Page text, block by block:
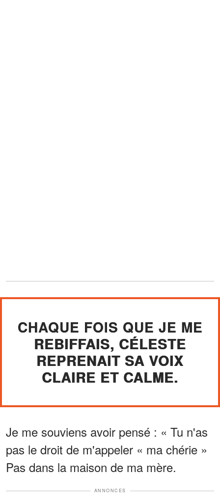
CHAQUE FOIS QUE JE ME
REBIFFAIS, CÉLESTE
REPRENAIT SA VOIX
CLAIRE ET CALME.
Je me souviens avoir pensé : « Tu n'as
pas le droit de m'appeler « ma chérie »
Pas dans la maison de ma mère.
ANNONCES